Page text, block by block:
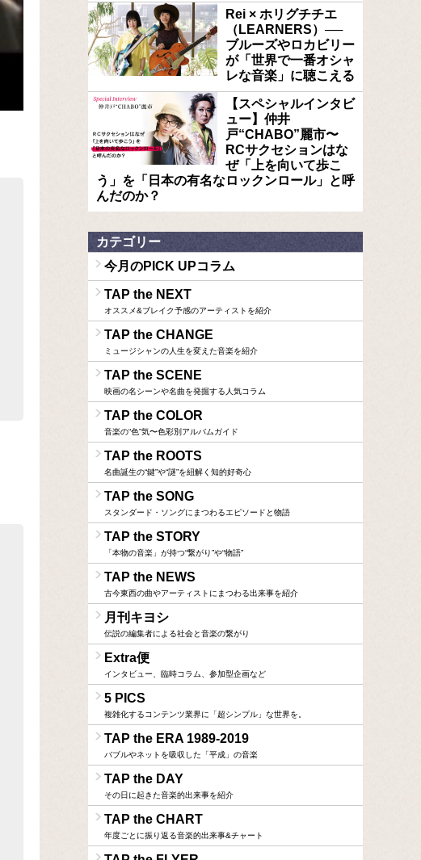
Rei × ホリグチチエ
（LEARNERS）──
ブルーズやロカビリー
が「世界で一番オシャ
レな音楽」に聴こえる
【スペシャルインタビ
ュー】仲井
戸“CHABO”麗市〜
RCサクセションはな
ぜ「上を向いて歩こ
う」を「日本の有名なロックンロール」と呼
んだのか？
カテゴリー
今月のPICK UPコラム
TAP the NEXT
オススメ&ブレイク予感のアーティストを紹介
TAP the CHANGE
ミュージシャンの人生を変えた音楽を紹介
TAP the SCENE
映画の名シーンや名曲を発掘する人気コラム
TAP the COLOR
音楽の“色”気〜色彩別アルバムガイド
TAP the ROOTS
名曲誕生の“鍵”や“謎”を紐解く知的好奇心
TAP the SONG
スタンダード・ソングにまつわるエピソードと物語
TAP the STORY
「本物の音楽」が持つ“繋がり”や“物語”
TAP the NEWS
古今東西の曲やアーティストにまつわる出来事を紹介
月刊キヨシ
伝説の編集者による社会と音楽の繋がり
Extra便
インタビュー、臨時コラム、参加型企画など
5 PICS
複雑化するコンテンツ業界に「超シンプル」な世界を。
TAP the ERA 1989-2019
バブルやネットを吸収した「平成」の音楽
TAP the DAY
その日に起きた音楽的出来事を紹介
TAP the CHART
年度ごとに振り返る音楽的出来事&チャート